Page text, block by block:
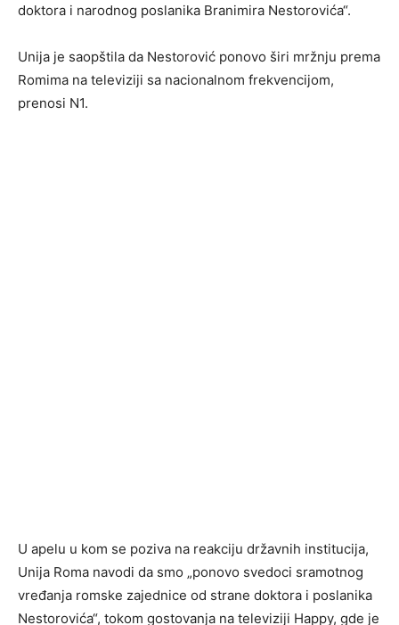
doktora i narodnog poslanika Branimira Nestorovića“.
Unija je saopštila da Nestorović ponovo širi mržnju prema
Romima na televiziji sa nacionalnom frekvencijom,
prenosi N1.
U apelu u kom se poziva na reakciju državnih institucija,
Unija Roma navodi da smo „ponovo svedoci sramotnog
vređanja romske zajednice od strane doktora i poslanika
Nestorovića“, tokom gostovanja na televiziji Happy, gde je